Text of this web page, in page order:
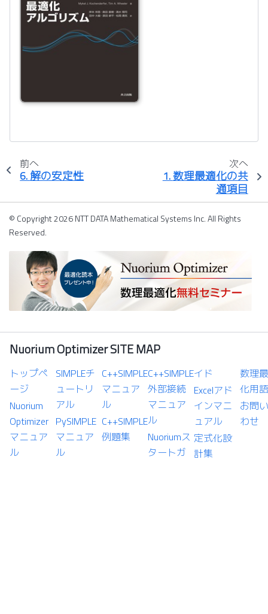
前へ
6.解の安定性
次へ
1.数理最適化の共
通項目
© Copyright 2026 NTT DATA Mathematical Systems Inc. All Rights
Reserved.
Nuorium Optimizer SITE MAP
トップペ
ージ
Nuorium
Optimizer
マニュア
ル
SIMPLEチ
ュートリ
アル
PySIMPLE
マニュア
ル
C++SIMPLE
マニュア
ル
C++SIMPLE
例題集
C++SIMPLE
外部接続
マニュア
ル
Nuoriumス
タートガ
イド
Excelアド
インマニ
ュアル
定式化設
計集
数理
化用
お問
わせ